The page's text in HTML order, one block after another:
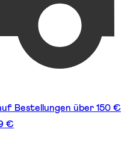
Bestellungen über 150 €
€